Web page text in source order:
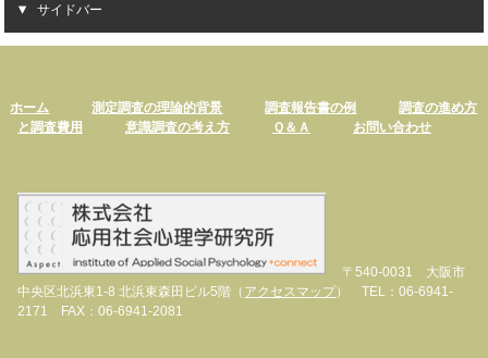
サイドバー
ホーム 測定調査の理論的背景 調査報告書の例
調査の進め方
と調査費用
意識調査の考え方 Ｑ＆Ａ お問い合わせ
〒540-0031 大阪市
中央区北浜東1-8 北浜東森田ビル5階（ アクセスマップ） TEL：06-6941-
2171 FAX：06-6941-2081